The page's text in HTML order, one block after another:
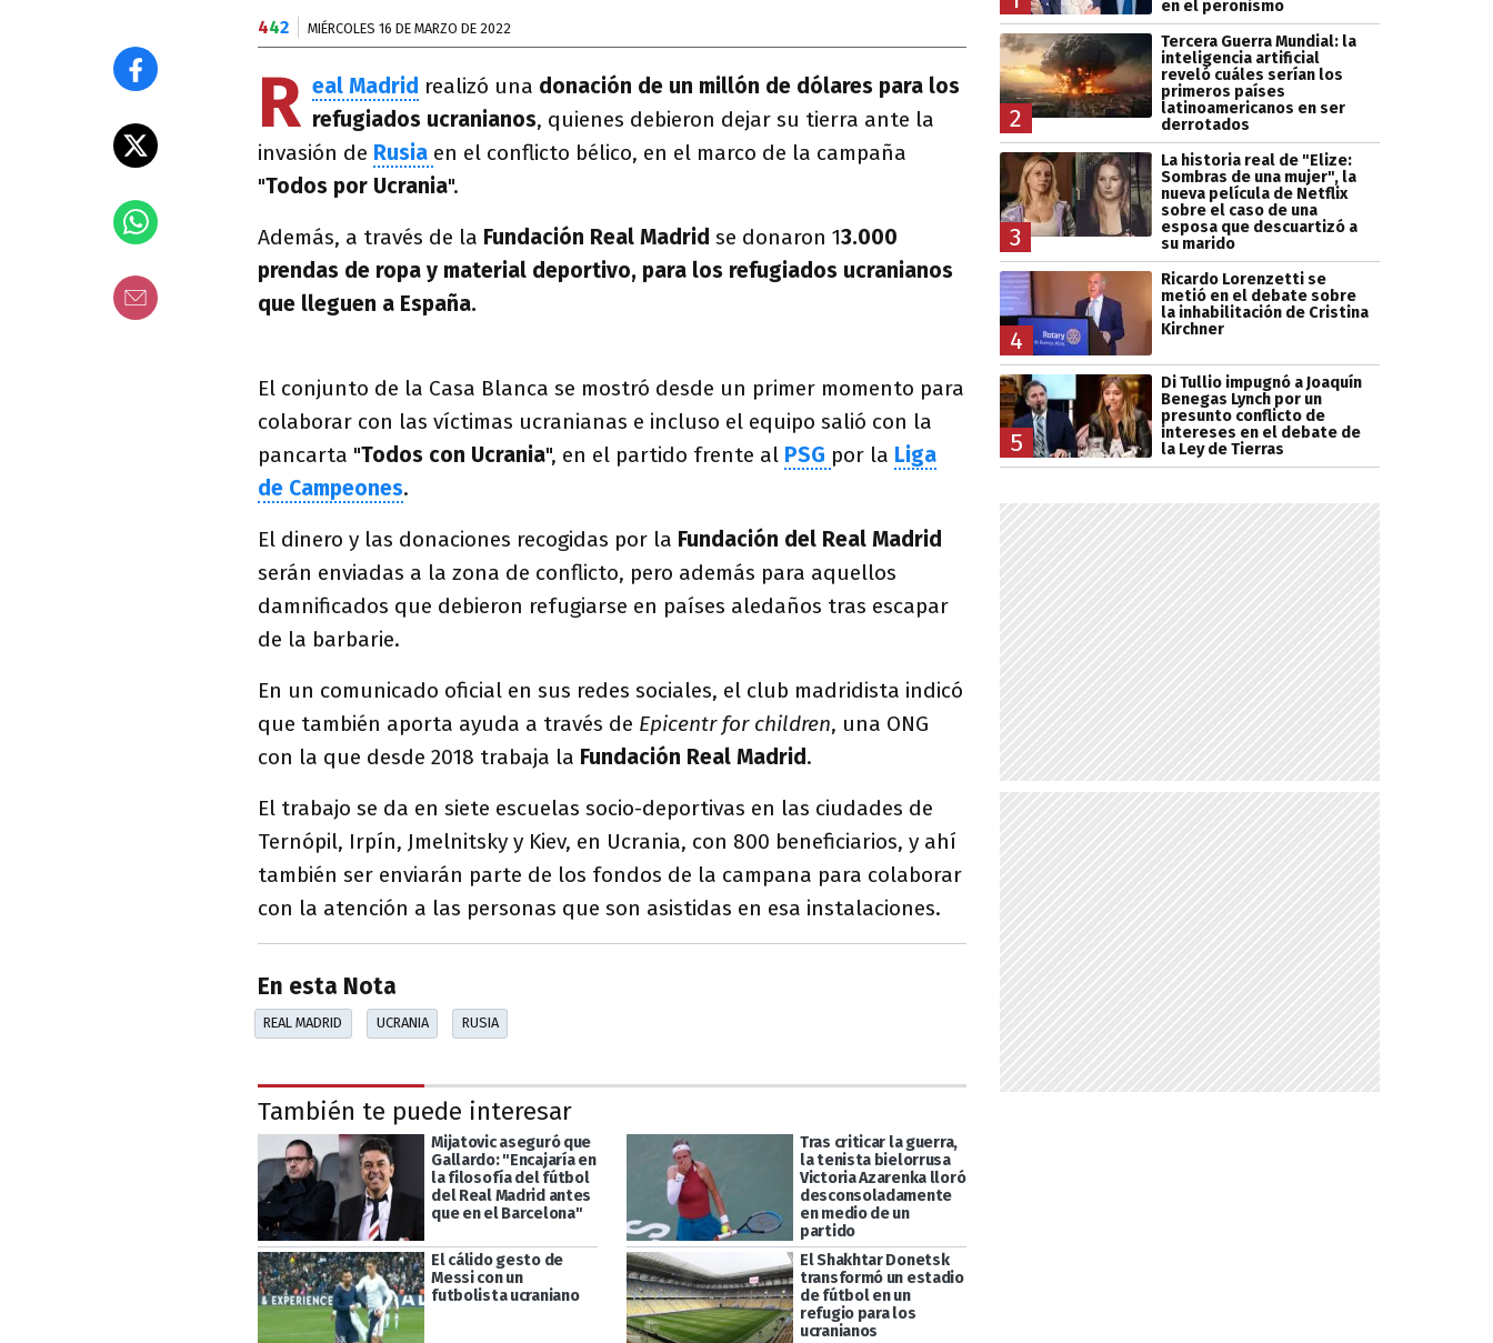
442 MIÉRCOLES 16 DE MARZO DE 2022
R eal Madrid realizó una donación de un millón de dólares para los
refugiados ucranianos, quienes debieron dejar su tierra ante la
invasión de Rusia en el conflicto bélico, en el marco de la campaña
"Todos por Ucrania".
Además, a través de la Fundación Real Madrid se donaron 13.000
prendas de ropa y material deportivo, para los refugiados ucranianos
que lleguen a España.
El conjunto de la Casa Blanca se mostró desde un primer momento para
colaborar con las víctimas ucranianas e incluso el equipo salió con la
pancarta "Todos con Ucrania", en el partido frente al PSG por la Liga
de Campeones.
El dinero y las donaciones recogidas por la Fundación del Real Madrid
serán enviadas a la zona de conflicto, pero además para aquellos
damnificados que debieron refugiarse en países aledaños tras escapar
de la barbarie.
En un comunicado oficial en sus redes sociales, el club madridista indicó
que también aporta ayuda a través de Epicentr for children, una ONG
con la que desde 2018 trabaja la Fundación Real Madrid.
El trabajo se da en siete escuelas socio-deportivas en las ciudades de
Ternópil, Irpín, Jmelnitsky y Kiev, en Ucrania, con 800 beneficiarios, y ahí
también ser enviarán parte de los fondos de la campana para colaborar
con la atención a las personas que son asistidas en esa instalaciones.
En esta Nota
REAL MADRID UCRANIA RUSIA
También te puede interesar
Mijatovic aseguró que
Gallardo: "Encajaría en
la filosofía del fútbol
del Real Madrid antes
que en el Barcelona"
Tras criticar la guerra,
la tenista bielorrusa
Victoria Azarenka lloró
desconsoladamente
en medio de un
partido
El cálido gesto de
Messi con un
futbolista ucraniano
El Shakhtar Donetsk
transformó un estadio
de fútbol en un
refugio para los
ucranianos
en el peronismo
2
Tercera Guerra Mundial: la
inteligencia artificial
reveló cuáles serían los
primeros países
latinoamericanos en ser
derrotados
3
La historia real de "Elize:
Sombras de una mujer", la
nueva película de Netflix
sobre el caso de una
esposa que descuartizó a
su marido
4
Ricardo Lorenzetti se
metió en el debate sobre
la inhabilitación de Cristina
Kirchner
5
Di Tullio impugnó a Joaquín
Benegas Lynch por un
presunto conflicto de
intereses en el debate de
la Ley de Tierras